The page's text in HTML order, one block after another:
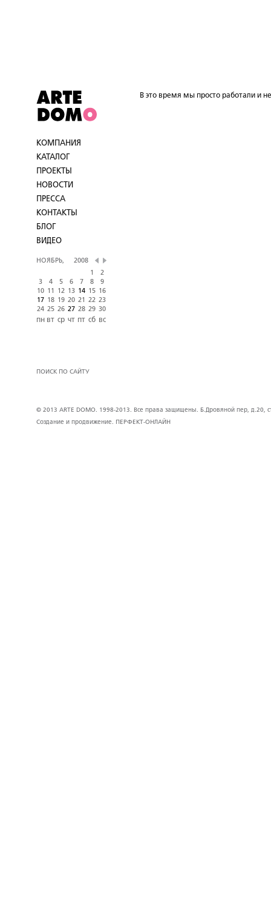
КОМПАНИЯ
КАТАЛОГ
ПРОЕКТЫ
НОВОСТИ
ПРЕССА
КОНТАКТЫ
БЛОГ
ВИДЕО
НОЯБРЬ,
2008
1
2
3
4 5 6 7 8
9
10 11 12 13 14 15
16
17 18 19 20 21 22 23
24 25 26 27 28 29 30
пн вт ср чт пт сб вс
ПОИСК ПО САЙТУ
В это время мы просто работали и
© 2013 ARTE DOMO. 1998-2013. Все права защищены. Б.Дровяной пер, д.20,
Создание и продвижение.
ПЕРФЕКТ-ОНЛАЙН